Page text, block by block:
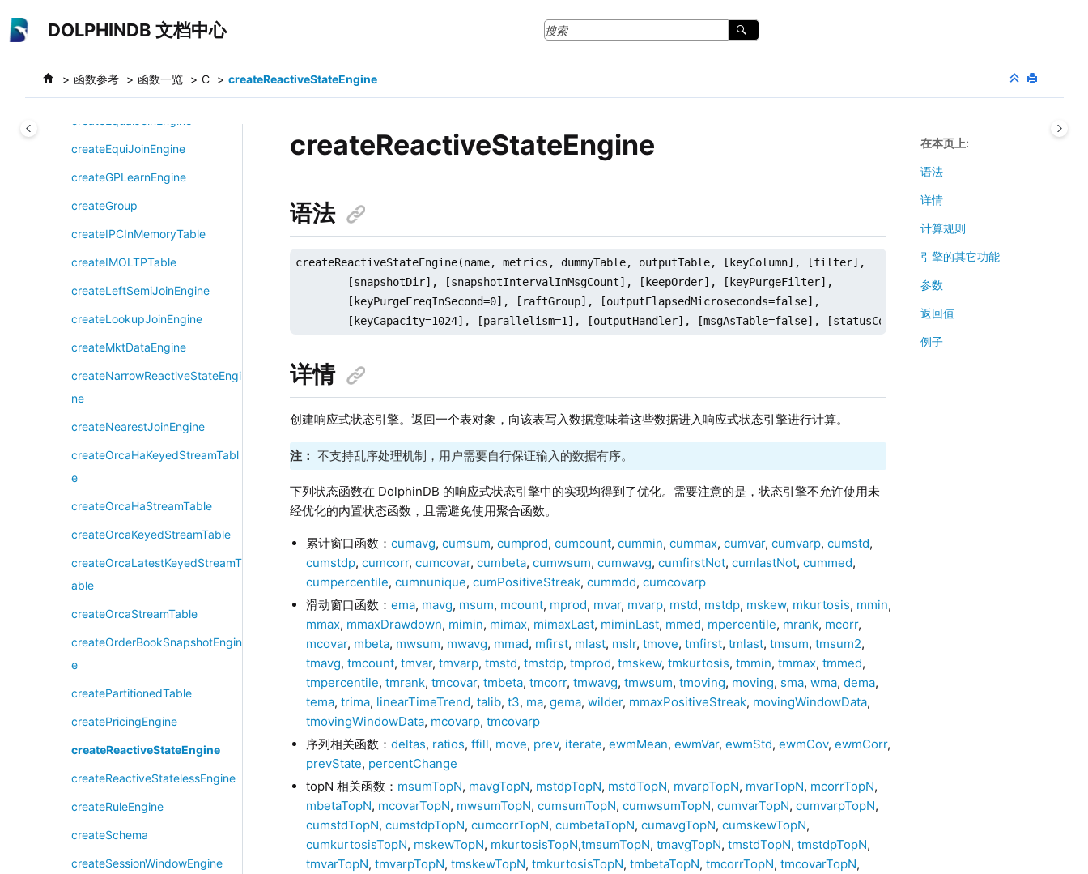
DOLPHINDB 文档中心
函数参考 函数一览 C createReactiveStateEngine
createDistributedInMemoryTabl
e
createEquiJoinEngine
createGPLearnEngine
createGroup
createIPCInMemoryTable
createIMOLTPTable
createLeftSemiJoinEngine
createLookupJoinEngine
createMktDataEngine
createNarrowReactiveStateEngi
ne
createNearestJoinEngine
createOrcaHaKeyedStreamTabl
e
createOrcaHaStreamTable
createOrcaKeyedStreamTable
createOrcaLatestKeyedStreamT
able
createOrcaStreamTable
createOrderBookSnapshotEngin
e
createPartitionedTable
createPricingEngine
createReactiveStateEngine
createReactiveStatelessEngine
createRuleEngine
createSchema
createSessionWindowEngine
createReactiveStateEngine
语法
createReactiveStateEngine(name, metrics, dummyTable, outputTable, [keyColumn], [filter],
        [snapshotDir], [snapshotIntervalInMsgCount], [keepOrder], [keyPurgeFilter],
        [keyPurgeFreqInSecond=0], [raftGroup], [outputElapsedMicroseconds=false],
        [keyCapacity=1024], [parallelism=1], [outputHandler], [msgAsTable=false], [statusColumn])
详情
创建响应式状态引擎。返回一个表对象，向该表写入数据意味着这些数据进入响应式状态引擎进行计算。
注： 不支持乱序处理机制，用户需要自行保证输入的数据有序。
下列状态函数在 DolphinDB 的响应式状态引擎中的实现均得到了优化。需要注意的是，状态引擎不允许使用未
经优化的内置状态函数，且需避免使用聚合函数。
累计窗口函数：cumavg,cumsum,cumprod,cumcount,cummin,cummax,cumvar,cumvarp,cumstd,
cumstdp,cumcorr,cumcovar,cumbeta,cumwsum,cumwavg,cumfirstNot,cumlastNot,cummed,
cumpercentile,cumnunique,cumPositiveStreak,cummdd,cumcovarp
滑动窗口函数：ema, mavg, msum, mcount, mprod, mvar, mvarp, mstd, mstdp, mskew, mkurtosis, mmin,
mmax, mmaxDrawdown, mimin, mimax, mimaxLast, miminLast, mmed, mpercentile, mrank, mcorr,
mcovar, mbeta, mwsum, mwavg, mmad, mfirst, mlast, mslr,tmove,tmfirst,tmlast,tmsum,tmsum2,
tmavg,tmcount,tmvar,tmvarp,tmstd,tmstdp,tmprod,tmskew,tmkurtosis,tmmin,tmmax,tmmed,
tmpercentile,tmrank,tmcovar,tmbeta,tmcorr,tmwavg,tmwsum,tmoving, moving, sma,wma,dema,
tema,trima, linearTimeTrend,talib,t3, ma,gema,wilder, mmaxPositiveStreak, movingWindowData,
tmovingWindowData, mcovarp,tmcovarp
序列相关函数：deltas, ratios,ffill, move, prev, iterate,ewmMean,ewmVar,ewmStd,ewmCov,ewmCorr,
prevState, percentChange
topN 相关函数： msumTopN, mavgTopN, mstdpTopN, mstdTopN, mvarpTopN, mvarTopN, mcorrTopN,
mbetaTopN, mcovarTopN, mwsumTopN,cumsumTopN, cumwsumTopN,cumvarTopN,cumvarpTopN,
cumstdTopN,cumstdpTopN,cumcorrTopN,cumbetaTopN,cumavgTopN,cumskewTopN,
cumkurtosisTopN, mskewTopN, mkurtosisTopN,tmsumTopN,tmavgTopN,tmstdTopN,tmstdpTopN,
tmvarTopN,tmvarpTopN,tmskewTopN,tmkurtosisTopN,tmbetaTopN,tmcorrTopN,tmcovarTopN,
在本页上
语法
详情
计算规则
引擎的其它功能
参数
返回值
例子